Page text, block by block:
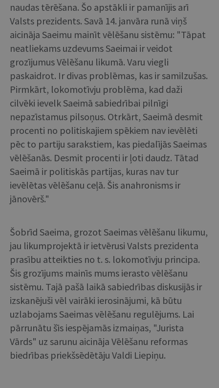
naudas tērēšana. Šo apstākli ir pamanījis arī
Valsts prezidents. Savā 14. janvāra runā viņš
aicināja Saeimu mainīt vēlēšanu sistēmu: "Tāpat
neatliekams uzdevums Saeimai ir veidot
grozījumus Vēlēšanu likumā. Varu viegli
paskaidrot. Ir divas problēmas, kas ir samilzušas.
Pirmkārt, lokomotīvju problēma, kad daži
cilvēki ievelk Saeimā sabiedrībai pilnīgi
nepazīstamus pilsoņus. Otrkārt, Saeimā desmit
procenti no politiskajiem spēkiem nav ievēlēti
pēc to partiju sarakstiem, kas piedalījās Saeimas
vēlēšanās. Desmit procenti ir ļoti daudz. Tātad
Saeimā ir politiskās partijas, kuras nav tur
ievēlētas vēlēšanu ceļā. Šis anahronisms ir
jānovērš."
Šobrīd Saeima, grozot Saeimas vēlēšanu likumu,
jau likumprojektā ir ietvērusi Valsts prezidenta
prasību atteikties no t. s. lokomotīvju principa.
Šis grozījums mainīs mums ierasto vēlēšanu
sistēmu. Tajā pašā laikā sabiedrības diskusijās ir
izskanējuši vēl vairāki ierosinājumi, kā būtu
uzlabojams Saeimas vēlēšanu regulējums. Lai
pārrunātu šīs iespējamās izmaiņas, "Jurista
Vārds" uz sarunu aicināja Vēlēšanu reformas
biedrības priekšsēdētāju Valdi Liepiņu.